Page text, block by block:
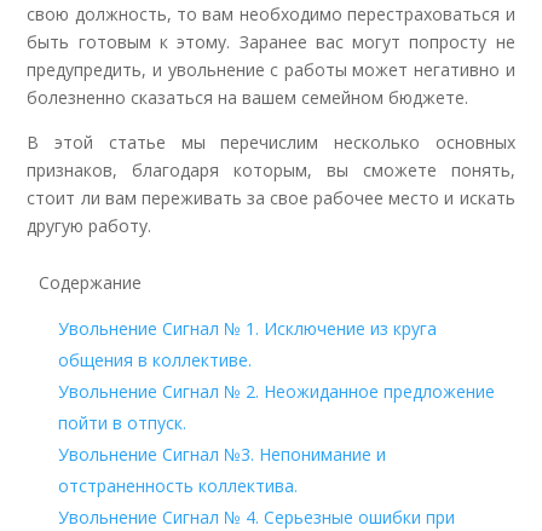
свою должность, то вам необходимо перестраховаться и
быть готовым к этому. Заранее вас могут попросту не
предупредить, и увольнение с работы может негативно и
болезненно сказаться на вашем семейном бюджете.
В этой статье мы перечислим несколько основных
признаков, благодаря которым, вы сможете понять,
стоит ли вам переживать за свое рабочее место и искать
другую работу.
Содержание
Увольнение Сигнал № 1. Исключение из круга
общения в коллективе.
Увольнение Сигнал № 2. Неожиданное предложение
пойти в отпуск.
Увольнение Сигнал №3. Непонимание и
отстраненность коллектива.
Увольнение Сигнал № 4. Серьезные ошибки при